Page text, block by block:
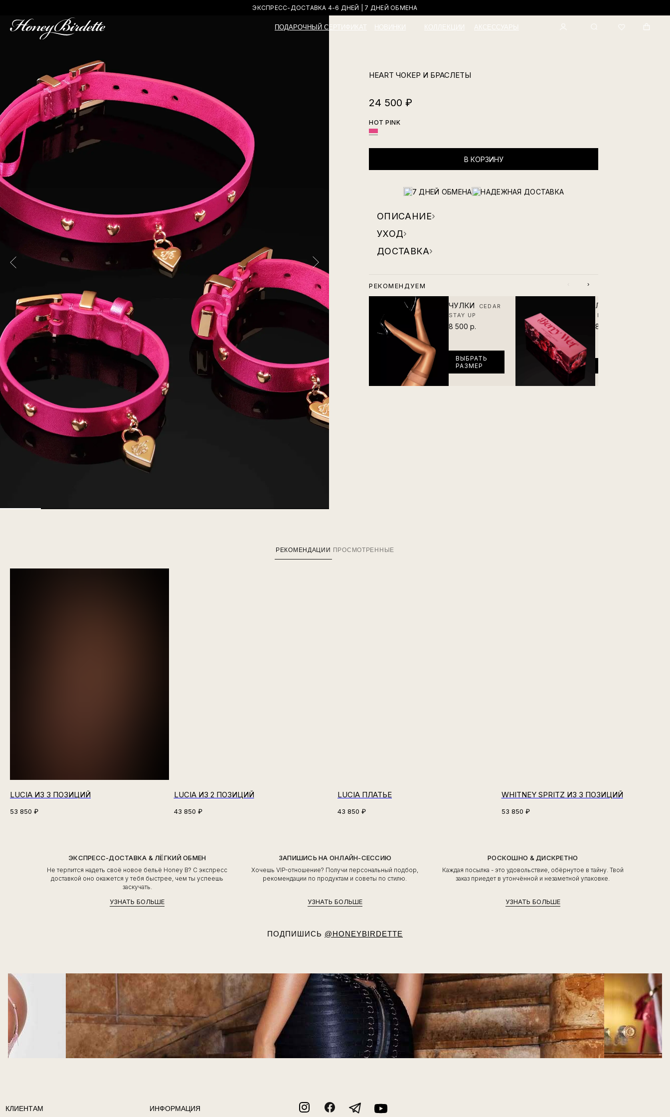
ЭКСПРЕСС-ДОСТАВКА 4-6 ДНЕЙ | 7 ДНЕЙ ОБМЕНА
НОВИНКИ КОЛЛЕКЦИИ
ПОДАРОЧНЫЙ СЕРТИФИКАТ АКСЕССУАРЫ
HEART ЧОКЕР И БРАСЛЕТЫ
24 500 ₽
HOT PINK
В КОРЗИНУ
7 ДНЕЙ ОБМЕНА НАДЕЖНАЯ ДОСТАВКА
ОПИСАНИЕ›
УХОД›
ДОСТАВКА›
РЕКОМЕНДУЕМ ›
ЧУЛКИ
CEDAR
STAY UP
8 500 р.
ВЫБРАТЬ
РАЗМЕР
ЛУБРИКАНТ
BERRY WET
8 500 р.
РЕКОМЕНДАЦИИ ПРОСМОТРЕННЫЕ
LUCIA ИЗ 3 ПОЗИЦИЙ
53 850 ₽
LUCIA ИЗ 2 ПОЗИЦИЙ
43 850 ₽
LUCIA ПЛАТЬЕ
43 850 ₽
WHITNEY SPRITZ ИЗ 3 ПОЗИЦИЙ
53 850 ₽
ЭКСПРЕСС-ДОСТАВКА & ЛЁГКИЙ ОБМЕН
Не терпится надеть своё новое бельё Honey B? С экспресс
доставкой оно окажется у тебя быстрее, чем ты успеешь
заскучать.
УЗНАТЬ БОЛЬШЕ
ЗАПИШИСЬ НА ОНЛАЙН-СЕССИЮ
Хочешь VIP-отношение? Получи персональный подбор,
рекомендации по продуктам и советы по стилю.
УЗНАТЬ БОЛЬШЕ
РОСКОШНО & ДИСКРЕТНО
Каждая посылка - это удовольствие, обёрнутое в тайну. Твой
заказ приедет в утончённой и незаметной упаковке.
УЗНАТЬ БОЛЬШЕ
ПОДПИШИСЬ @HONEYBIRDETTE
КЛИЕНТАМ ИНФОРМАЦИЯ